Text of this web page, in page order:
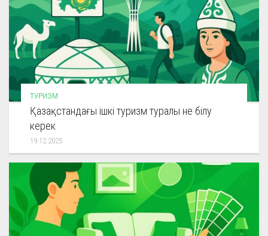
ТУРИЗМ
Қазақстандағы ішкі туризм туралы не білу
керек
19.12.2025